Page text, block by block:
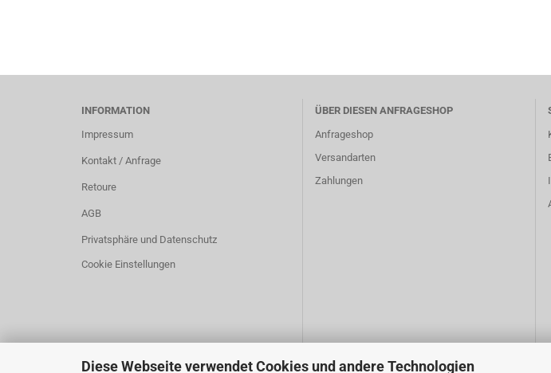
Diese Webseite verwendet Cookies und andere Technologien
INFORMATION
Impressum
Kontakt / Anfrage
Retoure
AGB
Privatsphäre und Datenschutz
Cookie Einstellungen
ÜBER DIESEN ANFRAGESHOP
Anfrageshop
Versandarten
Zahlungen